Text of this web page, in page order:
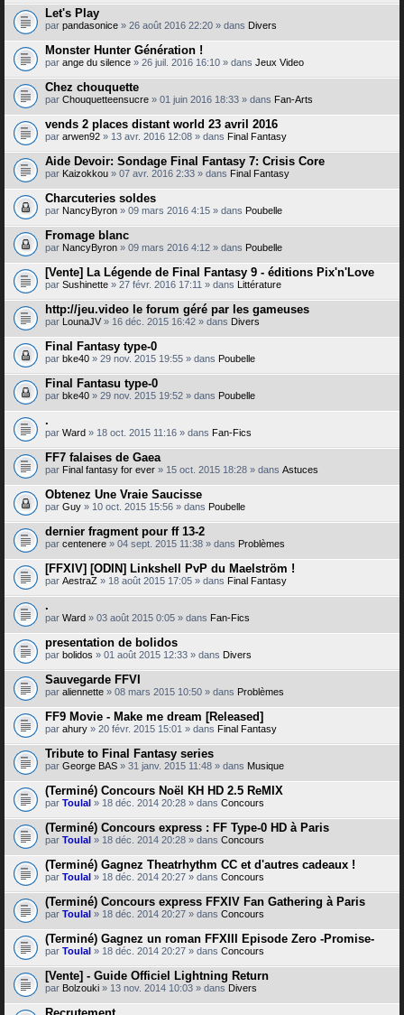
Let's Play
par pandasonice » 26 août 2016 22:20 » dans Divers
Monster Hunter Génération !
par ange du silence » 26 juil. 2016 16:10 » dans Jeux Video
Chez chouquette
par Chouquetteensucre » 01 juin 2016 18:33 » dans Fan-Arts
vends 2 places distant world 23 avril 2016
par arwen92 » 13 avr. 2016 12:08 » dans Final Fantasy
Aide Devoir: Sondage Final Fantasy 7: Crisis Core
par Kaizokkou » 07 avr. 2016 2:33 » dans Final Fantasy
Charcuteries soldes
par NancyByron » 09 mars 2016 4:15 » dans Poubelle
Fromage blanc
par NancyByron » 09 mars 2016 4:12 » dans Poubelle
[Vente] La Légende de Final Fantasy 9 - éditions Pix'n'Love
par Sushinette » 27 févr. 2016 17:11 » dans Littérature
http://jeu.video le forum géré par les gameuses
par LounaJV » 16 déc. 2015 16:42 » dans Divers
Final Fantasy type-0
par bke40 » 29 nov. 2015 19:55 » dans Poubelle
Final Fantasu type-0
par bke40 » 29 nov. 2015 19:52 » dans Poubelle
.
par Ward » 18 oct. 2015 11:16 » dans Fan-Fics
FF7 falaises de Gaea
par Final fantasy for ever » 15 oct. 2015 18:28 » dans Astuces
Obtenez Une Vraie Saucisse
par Guy » 10 oct. 2015 15:56 » dans Poubelle
dernier fragment pour ff 13-2
par centenere » 04 sept. 2015 11:38 » dans Problèmes
[FFXIV] [ODIN] Linkshell PvP du Maelström !
par AestraZ » 18 août 2015 17:05 » dans Final Fantasy
.
par Ward » 03 août 2015 0:05 » dans Fan-Fics
presentation de bolidos
par bolidos » 01 août 2015 12:33 » dans Divers
Sauvegarde FFVI
par aliennette » 08 mars 2015 10:50 » dans Problèmes
FF9 Movie - Make me dream [Released]
par ahury » 20 févr. 2015 15:01 » dans Final Fantasy
Tribute to Final Fantasy series
par George BAS » 31 janv. 2015 11:48 » dans Musique
(Terminé) Concours Noël KH HD 2.5 ReMIX
par Toulal » 18 déc. 2014 20:28 » dans Concours
(Terminé) Concours express : FF Type-0 HD à Paris
par Toulal » 18 déc. 2014 20:28 » dans Concours
(Terminé) Gagnez Theatrhythm CC et d'autres cadeaux !
par Toulal » 18 déc. 2014 20:27 » dans Concours
(Terminé) Concours express FFXIV Fan Gathering à Paris
par Toulal » 18 déc. 2014 20:27 » dans Concours
(Terminé) Gagnez un roman FFXIII Episode Zero -Promise-
par Toulal » 18 déc. 2014 20:27 » dans Concours
[Vente] - Guide Officiel Lightning Return
par Bolzouki » 13 nov. 2014 10:03 » dans Divers
Recrutement